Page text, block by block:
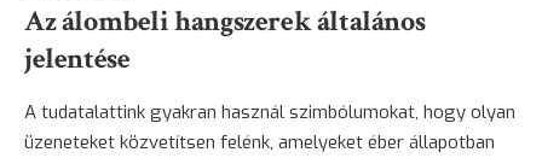
Az álombeli hangszerek általános
jelentése
A tudatalattink gyakran használ szimbólumokat, hogy olyan
üzeneteket közvetítsen felénk, amelyeket éber állapotban